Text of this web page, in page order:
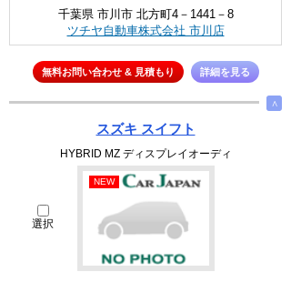
千葉県 市川市 北方町4－1441－8
ツチヤ自動車株式会社 市川店
無料お問い合わせ & 見積もり 詳細を見る
∧
スズキ スイフト
HYBRID MZ ディスプレイオーディ
選択
NEW